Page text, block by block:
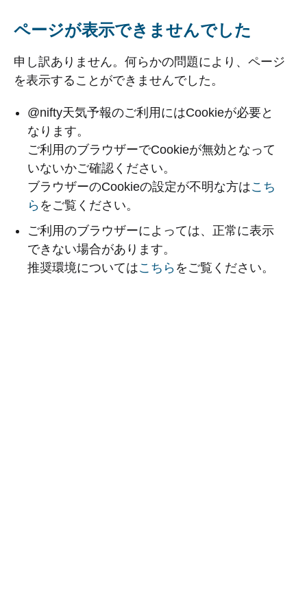
ページが表示できませんでした
申し訳ありません。何らかの問題により、ページ
を表示することができませんでした。
@nifty天気予報のご利用にはCookieが必要と
なります。
ご利用のブラウザーでCookieが無効となって
いないかご確認ください。
ブラウザーのCookieの設定が不明な方はこち
ら をご覧ください。
ご利用のブラウザーによっては、正常に表示
できない場合があります。
推奨環境についてはこちら をご覧ください。